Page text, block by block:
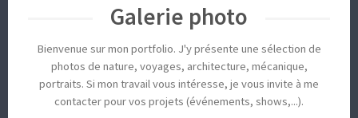
Galerie photo
Bienvenue sur mon portfolio. J'y présente une sélection de
photos de nature, voyages, architecture, mécanique,
portraits. Si mon travail vous intéresse, je vous invite à me
contacter pour vos projets (événements, shows,...).